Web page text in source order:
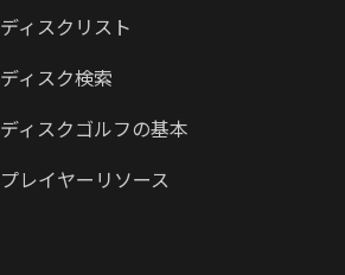
ディスクリスト
ディスク検索
ディスクゴルフの基本
プレイヤーリソース